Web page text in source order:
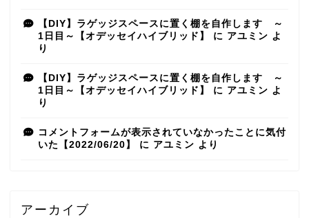
【DIY】ラゲッジスペースに置く棚を自作します ～
1日目～【オデッセイハイブリッド】
に アユミン よ
り
【DIY】ラゲッジスペースに置く棚を自作します ～
1日目～【オデッセイハイブリッド】
に アユミン よ
り
コメントフォームが表示されていなかったことに気付
いた【2022/06/20】
に アユミン より
アーカイブ